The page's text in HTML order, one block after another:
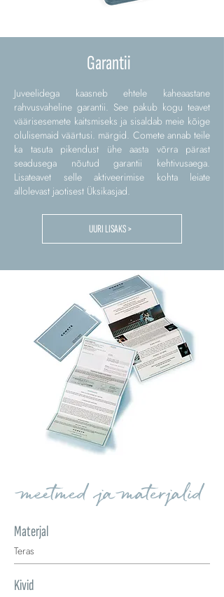
Garantii
Juveelidega kaasneb ehtele kaheaastane
rahvusvaheline garantii. See pakub kogu teavet
väärisesemete kaitsmiseks ja sisaldab meie kõige
olulisemaid väärtusi. märgid. Comete annab teile
ka tasuta pikendust ühe aasta võrra pärast
seadusega nõutud garantii kehtivusaega.
Lisateavet selle aktiveerimise kohta leiate
allolevast jaotisest Üksikasjad.
UURI LISAKS >
meetmed ja materjalid
Materjal
Teras
Kivid